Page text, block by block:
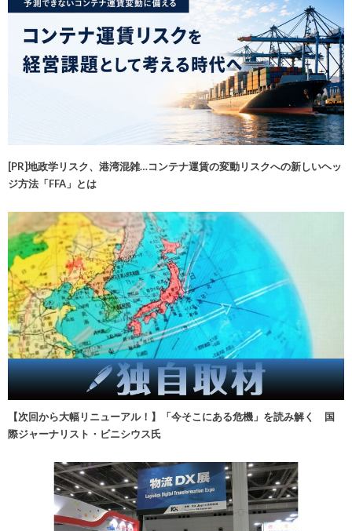
[PR]地政学リスク、港湾混雑…コンテナ運賃の変動リスクへの新しいヘッ
ジ方法「FFA」とは
【次回から大幅リニューアル！】「今そこにある危機」を読み解く 国
際ジャーナリスト・ビニシウス氏